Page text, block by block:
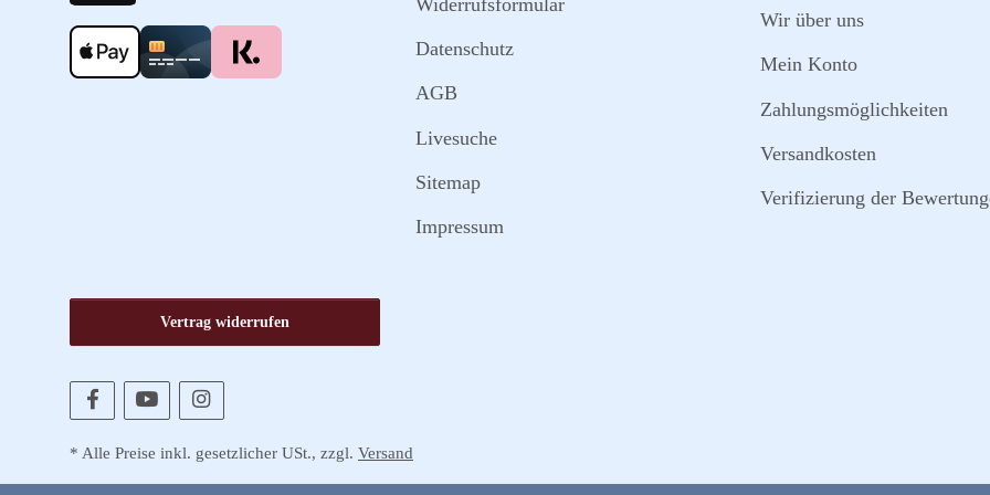
Datenschutz
AGB
Livesuche
Sitemap
Impressum
Wir über uns
Mein Konto
Zahlungsmöglichkeiten
Versandkosten
Verifizierung der
Vertrag widerrufen
* Alle Preise inkl. gesetzlicher USt., zzgl. Versand